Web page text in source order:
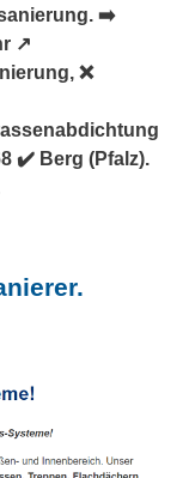
➡️
↗️
❌
✔️ Berg (Pfalz).